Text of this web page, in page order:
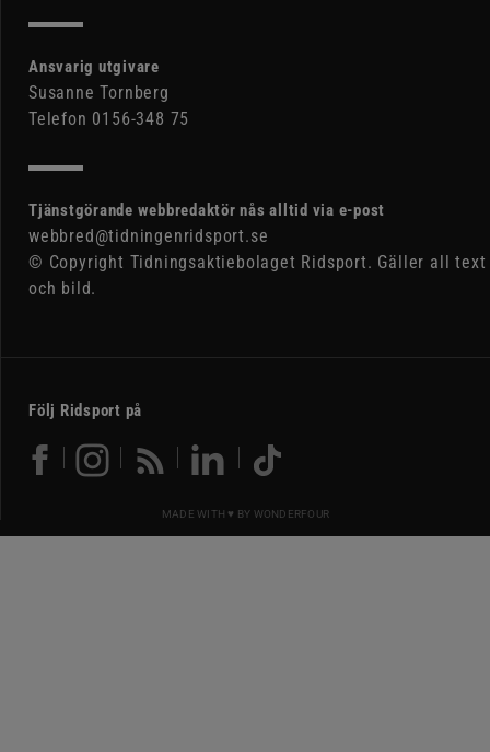
Ansvarig utgivare
Susanne Tornberg
Telefon 0156-348 75
Tjänstgörande webbredaktör nås alltid via e-post
webbred@tidningenridsport.se
© Copyright Tidningsaktiebolaget Ridsport. Gäller all text
och bild.
Följ Ridsport på
MADE WITH ♥ BY WONDERFOUR